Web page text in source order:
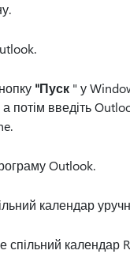
"Пуск " у
а потім введіть
Outlook.
календар
календар